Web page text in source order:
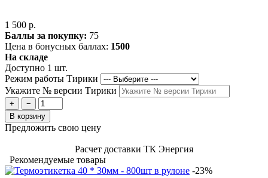
1 500 р.
Баллы за покупку: 75
Цена в бонусных баллах: 1500
На складе
Доступно 1 шт.
Режим работы Тирики
Укажите № версии Тирики
+
−
В корзину
Предложить свою цену
Расчет доставки ТК Энергия
Рекомендуемые товары
-23%